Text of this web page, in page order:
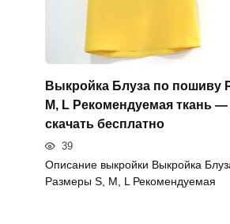
Выкройка Блуза по пошиву
M, L Рекомендуемая ткань —
скачать бесплатно
39
Описание выкройки Выкройка
Размеры S, M, L Рекомендуемая